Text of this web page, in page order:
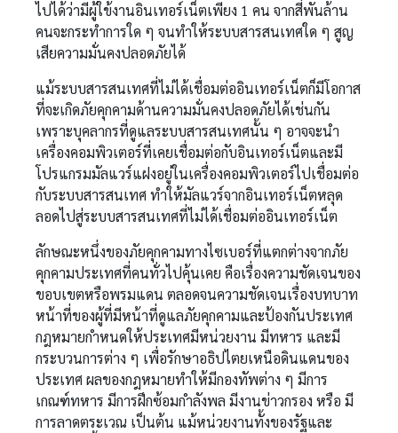
ไปได้ว่ามีผู้ใข้งานอินเทอร์เน็ตเพียง 1 คน จากสี่พันล้าน
คนจะกระทำการใด ๆ จนทำให้ระบบสารสนเทศใด ๆ สูญ
เสียความมั่นคงปลอดภัยได้
แม้ระบบสารสนเทศที่ไม่ได้เชื่อมต่ออินเทอร์เน็ตก็มีโอกาส
ที่จะเกิดภัยคุกคามด้านความมั่นคงปลอดภัยได้เช่นกัน
เพราะบุคลากรที่ดูแลระบบสารสนเทศนั้น ๆ อาจจะนำ
เครื่องคอมพิวเตอร์ที่เคยเชื่อมต่อกับอินเทอร์เน็ตและมี
โปรแกรมมัลแวร์แฝงอยู่ในเครื่องคอมพิวเตอร์ไปเชื่อมต่อ
กับระบบสารสนเทศ ทำให้มัลแวร์จากอินเทอร์เน็ตหลุด
ลอดไปสู่ระบบสารสนเทศที่ไม่ได้เชื่อมต่ออินเทอร์เน็ต
ลักษณะหนึ่งของภัยคุกคามทางไซเบอร์ที่แตกต่างจากภัย
คุกคามประเทศที่คนทั่วไปคุ้นเคย คือเรื่องความชัดเจนของ
ขอบเขตหรือพรมแดน ตลอดจนความชัดเจนเรื่องบทบาท
หน้าที่ของผู้ที่มีหน้าที่ดูแลภัยคุกคามและป้องกันประเทศ
กฎหมายกำหนดให้ประเทศมีหน่วยงาน มีทหาร และมี
กระบวนการต่าง ๆ เพื่อรักษาอธิปไตยเหนือดินแดนของ
ประเทศ ผลของกฎหมายทำให้มีกองทัพต่าง ๆ มีการ
เกณฑ์ทหาร มีการฝึกซ้อมกำลังพล มีงานข่าวกรอง หรือ มี
การลาดตระเวณ เป็นต้น แม้หน่วยงานทั้งของรัฐและ